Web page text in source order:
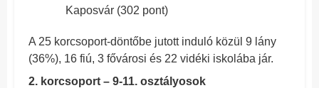
Kaposvár (302 pont)
A 25 korcsoport-döntőbe jutott induló közül 9 lány
(36%), 16 fiú, 3 fővárosi és 22 vidéki iskolába jár.
2. korcsoport – 9-11. osztályosok